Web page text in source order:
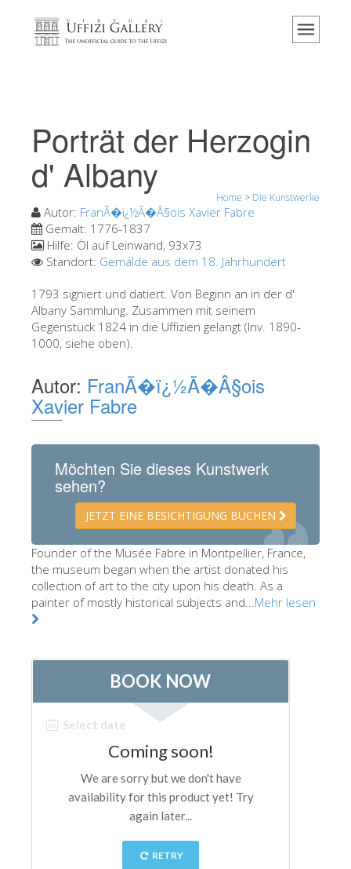
Home
Veranstaltungen & Ausstellungen
Besucher Bewertungen
Kontakt
Die Uffizien entdecken
Jetzt buchen
Die Kunstwerke
Die Säle
Neuen Säle
Palatina Galerie
San Marco Museum
Archäologisches Museum
Boboli Gardens
The Arnolfo\'s tower
Palazzo Vecchio
Santa Maria Novella
Santa Croce
Jetzt buchen
Porträt der Herzogin
d' Albany
Home > Die Kunstwerke
Autor: FranÃ�ï¿½Ã�Â§ois Xavier Fabre
Gemalt: 1776-1837
Hilfe: Öl auf Leinwand, 93x73
Standort: Gemälde aus dem 18. Jahrhundert
1793 signiert und datiert. Von Beginn an in der d'
Albany Sammlung. Zusammen mit seinem
Gegenstück 1824 in die Uffizien gelangt (Inv. 1890-
1000, siehe oben).
Autor: FranÃ�ï¿½Ã�Â§ois
Xavier Fabre
Möchten Sie dieses Kunstwerk
sehen?
JETZT EINE BESICHTIGUNG BUCHEN
Founder of the Musée Fabre in Montpellier, France,
the museum began when the artist donated his
collection of art to the city upon his death. As a
painter of mostly historical subjects and...Mehr lesen